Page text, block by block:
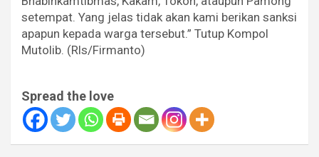
setempat. Yang jelas tidak akan kami berikan sanksi
apapun kepada warga tersebut.” Tutup Kompol
Mutolib. (Rls/Firmanto)
Spread the love